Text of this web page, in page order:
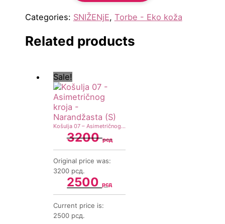
Categories: SNIŽENjE, Torbe - Eko koža
Related products
Sale!
Košulja 07 – Asimetričnog kroja – Narandžasta (S)
3200рсд
Original price was:
3200 рсд.
2500рсд
Current price is:
2500 рсд.